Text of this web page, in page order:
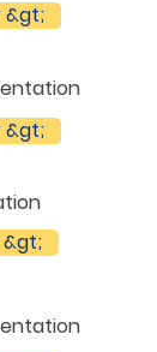
&gt;
&gt;